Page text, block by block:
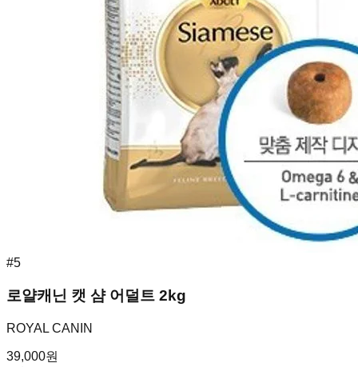
#5
로얄캐닌 캣 샴 어덜트 2kg
ROYAL CANIN
39,000원